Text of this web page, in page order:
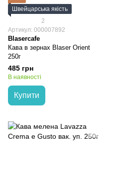
Швейцарська якість
2
Артикул: 000007892
Blasercafe
Кава в зернах Blaser Orient
250г
485 грн
В наявності
Купити